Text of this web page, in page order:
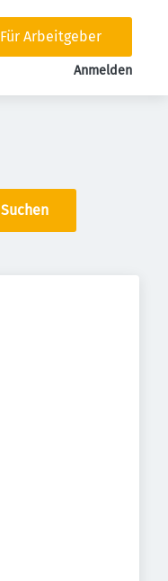
Für Arbeitgeber
Anmelden
Suchen